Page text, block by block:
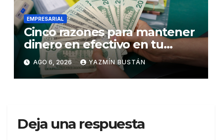
EMPRESARIAL
Cinco razones para mantener
dinero en efectivo en tu
billetera
AGO 6, 2026 YAZMÍN BUSTÁN
Deja una respuesta